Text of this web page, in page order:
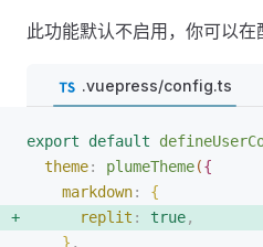
此功能默认不启用，你可以在
.vuepress/config.ts
export default
theme: plumeTheme({
markdown: {
replit : true,
} ,